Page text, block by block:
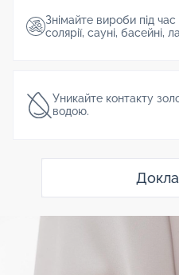
Знімайте вироби під час
солярії, сауні, басейні,
Уникайте контакту
водою.